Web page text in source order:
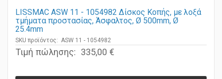
LISSMAC ASW 11 - 1054982 Δίσκος Κοπής, με λοξά
τμήματα προστασίας, Άσφαλτος, Ø 500mm, Ø
25.4mm
SKU προϊόντος: ASW 11 - 1054982
Τιμή πώλησης: 335,00 €